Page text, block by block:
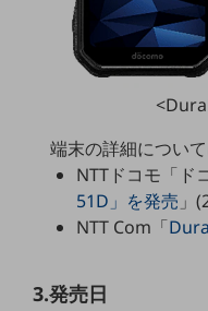
データ利活用
課題・ニーズで探す
課題・ニーズで探すTOP
コミュニケーション・情報共
業務効率化
端末の詳細につい
NTTドコモ「ド
51D」を発売 」
NTT Com「
3.発売日